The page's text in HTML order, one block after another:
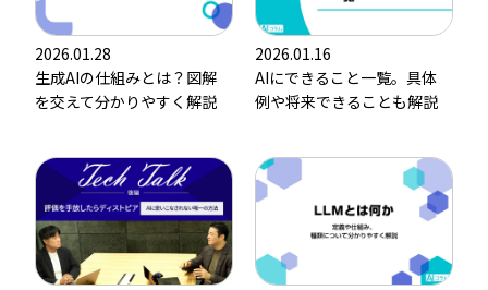
2026.01.28
生成AIの仕組みとは？図解
を交えて分かりやすく解説
2026.01.16
AIにできること一覧。具体
例や将来できることも解説